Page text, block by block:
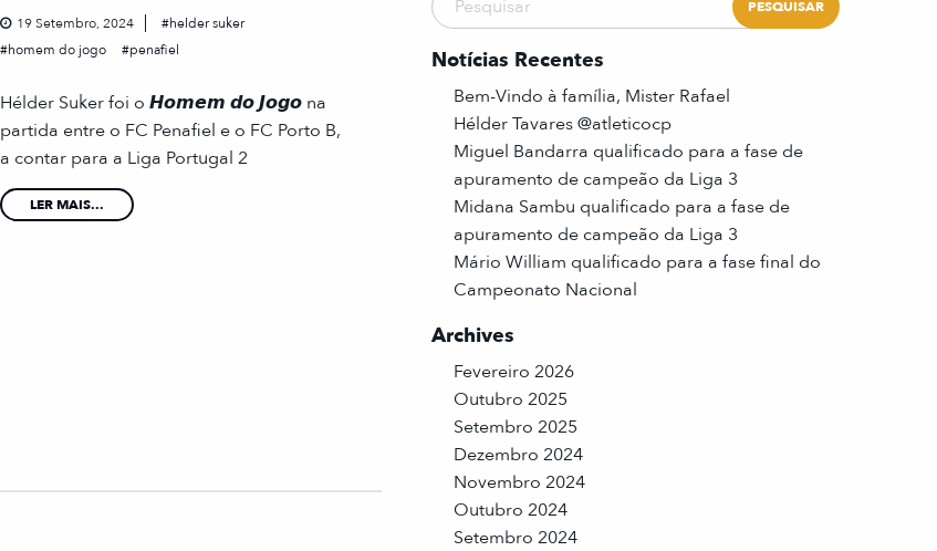
19 Setembro, 2024
helder suker
homem do jogo
penafiel
Hélder Suker foi o 𝙃𝙤𝙢𝙚𝙢 𝙙𝙤 𝙅𝙤𝙜𝙤 na
partida entre o FC Penafiel e o FC Porto B,
a contar para a Liga Portugal 2
LER MAIS...
Notícias Recentes
Bem-Vindo à família, Mister Rafael
Hélder Tavares @atleticocp
Miguel Bandarra qualificado para a fase de
apuramento de campeão da Liga 3
Midana Sambu qualificado para a fase de
apuramento de campeão da Liga 3
Mário William qualificado para a fase final do
Campeonato Nacional
Archives
Fevereiro 2026
Outubro 2025
Setembro 2025
Dezembro 2024
Novembro 2024
Outubro 2024
Setembro 2024